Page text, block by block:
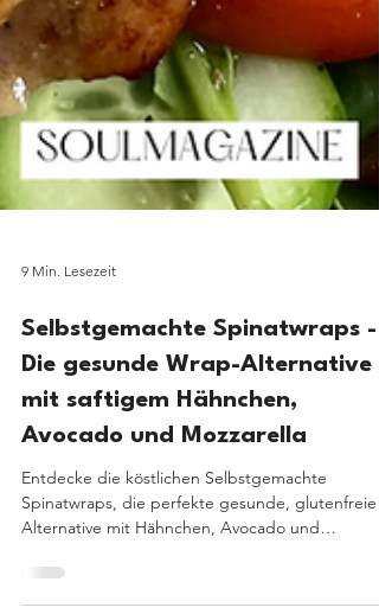
9 Min. Lesezeit
Die gesunde Wrap-Alternative
mit saftigem Hähnchen,
Entdecke die köstlichen Selbstgemachte